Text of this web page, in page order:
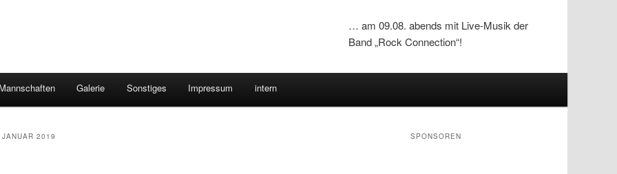
… am 09.08. abends mit Live-Musik der
Band „Rock Connection“!
Mannschaften Galerie Sonstiges Impressum intern
JANUAR 2019 SPONSOREN